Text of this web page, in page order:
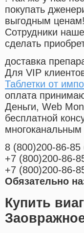
покупать
выгодным ценам!
Cотрудники
сделать
доставка
Для VIP
Таблетки от
оплата
Деньги, Web
бесплатной
8 (800)200-86-85
+7 (800)200-86-
+7 (800)200-86-
Обязательно
Купить